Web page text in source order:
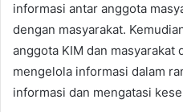
informasi antar anggota
dengan masyarakat.
anggota KIM dan masyarakat
mengelola informasi dalam
informasi dan mengatasi